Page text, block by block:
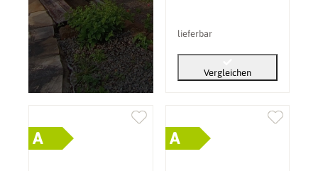
lieferbar
Vergleichen
A A